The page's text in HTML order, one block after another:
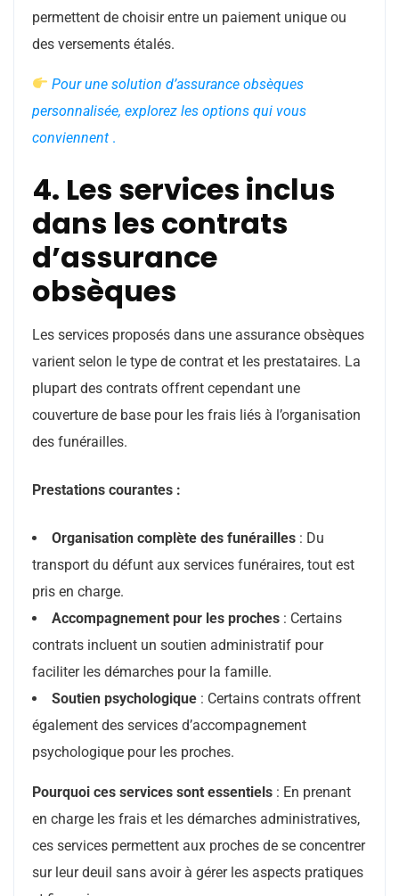
permettent de choisir entre un paiement unique ou
des versements étalés.
Pour une solution d’assurance obsèques
personnalisée, explorez les options qui vous
conviennent .
4. Les services inclus
dans les contrats
d’assurance
obsèques
Les services proposés dans une assurance obsèques
varient selon le type de contrat et les prestataires. La
plupart des contrats offrent cependant une
couverture de base pour les frais liés à l’organisation
des funérailles.
Prestations courantes :
Organisation complète des funérailles : Du
transport du défunt aux services funéraires, tout est
pris en charge.
Accompagnement pour les proches : Certains
contrats incluent un soutien administratif pour
faciliter les démarches pour la famille.
Soutien psychologique : Certains contrats offrent
également des services d’accompagnement
psychologique pour les proches.
Pourquoi ces services sont essentiels : En prenant
en charge les frais et les démarches administratives,
ces services permettent aux proches de se concentrer
sur leur deuil sans avoir à gérer les aspects pratiques